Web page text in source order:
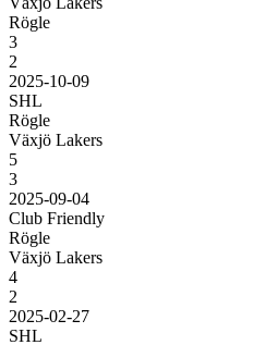
Rögle
3
2
2025-10-09
SHL
Rögle
Växjö Lakers
5
3
2025-09-04
Club Friendly
Rögle
Växjö Lakers
4
2
2025-02-27
SHL